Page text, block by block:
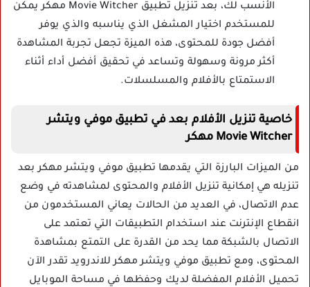
الأنسب لك، بعد تنزيل تطبيق Movie Witcher مهكر يمكن
للمستخدم اختيار المشغل الذي يناسبه والذي يوفر
أفضل جودة للمحتوى، هذه الميزة تجعل تجربة المشاهدة
أكثر مرونة وسهولة وتساعد في تحقيق أفضل أداء أثناء
الاستمتاع بالأفلام والمسلسلات.
خاصية تنزيل الأفلام بعد في تطبيق موفي ويتشر
Movie Witcher مهكر
من الميزات البارزة التي يقدمها تطبيق موفي ويتشر مهكر بعد
تنزيله هي إمكانية تنزيل الأفلام والمحتوى لمشاهدته في وضع
عدم الاتصال، في العديد من الحالات يعاني المستخدمون من
انقطاع الإنترنت عند استخدام التطبيقات التي تعتمد على
الاتصال بالشبكة مما يحد من القدرة على التمتع بمشاهدة
المحتوى، ومع تطبيق موفي ويتشر مهكر للاندرويد تقدر الآن
تحميل الأفلام المفضلة لديك وحفظها في مساحة الموبايل